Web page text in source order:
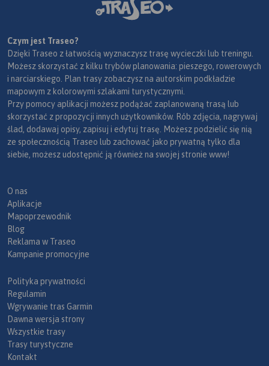
Czym jest Traseo?
Dzięki Traseo z łatwością wyznaczysz trasę wycieczki lub treningu.
Możesz skorzystać z kilku trybów planowania: pieszego, rowerowych
i narciarskiego. Plan trasy zobaczysz na autorskim podkładzie
mapowym z kolorowymi szlakami turystycznymi.
Przy pomocy aplikacji możesz podążać zaplanowaną trasą lub
skorzystać z propozycji innych użytkowników. Rób zdjęcia, nagrywaj
ślad, dodawaj opisy, zapisuj i edytuj trasę. Możesz podzielić się nią
ze społecznością Traseo lub zachować jako prywatną tylko dla
siebie, możesz udostępnić ją również na swojej stronie www!
O nas
Aplikacje
Mapoprzewodnik
Blog
Reklama w Traseo
Kampanie promocyjne
Polityka prywatności
Regulamin
Wgrywanie tras Garmin
Dawna wersja strony
Wszystkie trasy
Trasy turystyczne
Kontakt